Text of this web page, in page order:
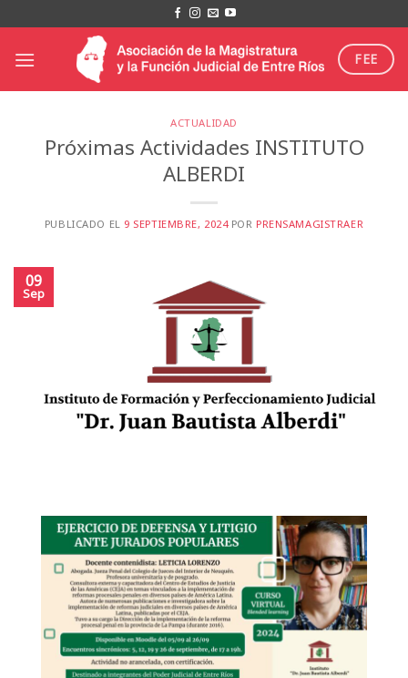
al
contenido
FEE
ACTUALIDAD
Próximas Actividades INSTITUTO
ALBERDI
PUBLICADO EL 9 SEPTIEMBRE, 2024POR PRENSAMAGISTRAER
09
Sep